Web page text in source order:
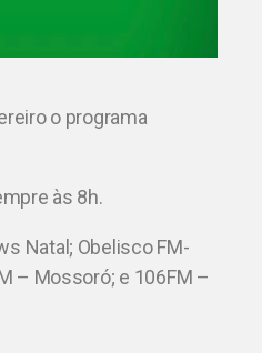
o programa
às 8h.
Natal; Obelisco FM-
– Mossoró; e 106FM –